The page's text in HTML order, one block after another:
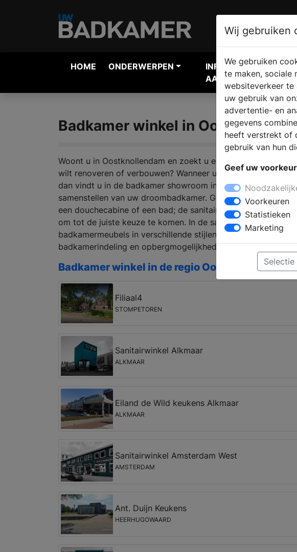
HOME ONDERWERPEN
INFORMATIE
AANVRAGEN
Badkamer winkel in
Woont u in Oostknollendam en zoekt u een sanitair winkel,
wilt renoveren of verbouwen? Wanneer u zich oriënteert op
dan vindt u in de badkamer showroom inspiratie en
samenstellen van uw droombadkamer. Geeft u de voorkeur
een douchecabine of een bad; de sanitair specialist kan u
om tot de juiste keuze te komen. In de sanitair winkel kunt u
badkamermeubels in verschillende stijlen en krijgt u
badkamerindeling en opbergmogelijkheden.
Badkamer winkel in de regio Oostknollendam
Filiaal4
STOMPETOREN
Sanitairwinkel Alkmaar
ALKMAAR
Eiland de Wild keukens Alkmaar
ALKMAAR
Sanitairwinkel Amsterdam West
AMSTERDAM
Ant. Duijn Keukens
HEERHUGOWAARD
Wij gebruiken
We gebruiken
te maken, sociale
websiteverkeer te
uw gebruik van
advertentie- en
gegevens
heeft verstrekt of
gebruik van hun
Geef uw
Voorkeuren
Statistieken
Marketing